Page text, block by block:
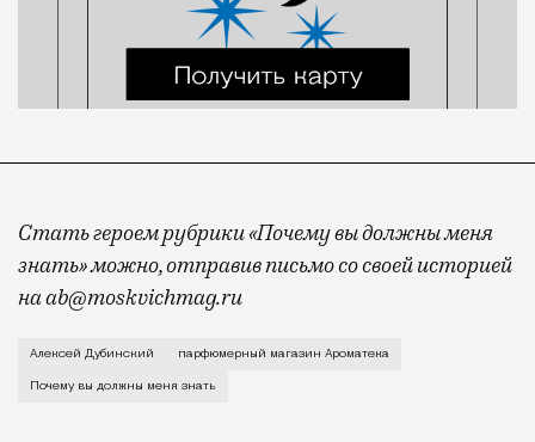
Стать героем рубрики «Почему вы должны меня
знать» можно, отправив письмо со своей историей
на ab@moskvichmag.ru
Я закончил политех в Комсомольске-на-Амуре,
Алексей Дубинский парфюмерный магазин Ароматека
Почему вы должны меня знать